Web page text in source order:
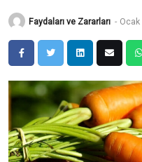
Faydaları ve Zararları -